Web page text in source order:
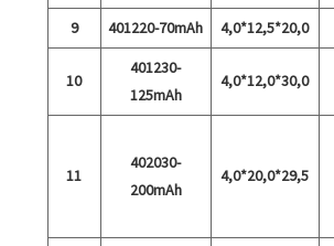
9
401220-70mAh 4,0*12,5*20,0
10
401230-
125mAh
4,0*12,0*30,0
11
402030-
200mAh
4,0*20,0*29,5